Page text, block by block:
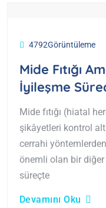
4792Görüntüleme
Mide Fıtığı
İyileşme
Mide fıtığı (hiatal
şikâyetleri kontrol
cerrahi
önemli olan bir
süreçte
Devamını Oku